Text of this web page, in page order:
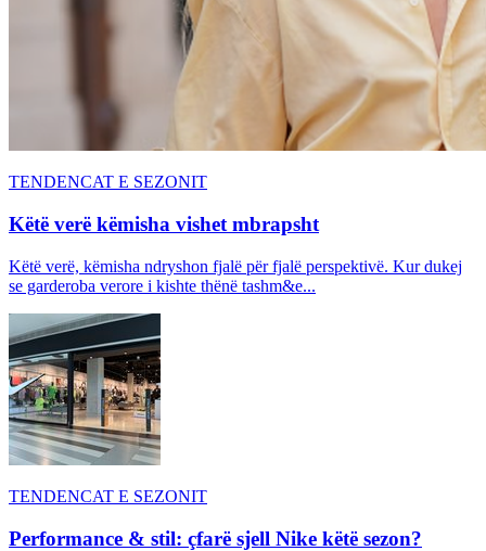
TENDENCAT E SEZONIT
Këtë verë këmisha vishet mbrapsht
Këtë verë, këmisha ndryshon fjalë për fjalë perspektivë. Kur dukej
se garderoba verore i kishte thënë tashm&e...
TENDENCAT E SEZONIT
Performance & stil: çfarë sjell Nike këtë sezon?